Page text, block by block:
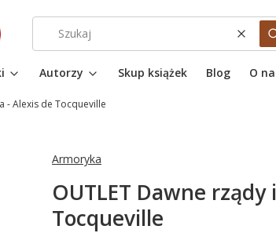
Autorzy Skup książek Blog O
- Alexis de Tocqueville
Armoryka
OUTLET Dawne
Tocqueville